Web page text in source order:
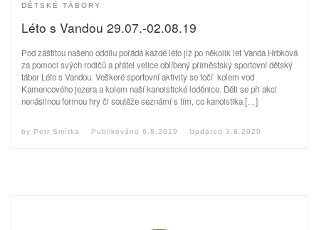
DĚTSKÉ TÁBORY
Léto s Vandou 29.07.-02.08.19
Pod záštitou našeho oddílu pořádá každé léto již po několik let Vanda Hrbková
za pomoci svých rodičů a přátel velice oblíbený příměstský sportovní dětský
tábor Léto s Vandou. Veškeré sportovní aktivity se točí kolem vod
Kamencového jezera a kolem naší kanoistické loděnice. Děti se při akci
nenásilnou formou hry či soutěže seznámí s tím, co kanoistika […]
by Petr Smítka Publikováno 6.8.2019 Updated 3.8.2020